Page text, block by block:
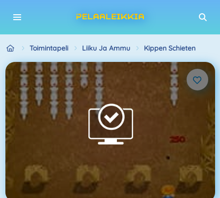
Toimintapeli Liiku Ja Ammu Kippen Schieten